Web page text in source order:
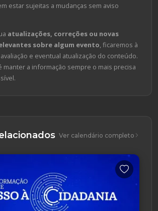
estar sujeitas a mudanças sem aviso
atualizações, correções ou novas
sobre algum evento, ficaremos à
e eventual atualização do conteúdo.
manter a informação sempre o mais precisa
Ver calendário completo